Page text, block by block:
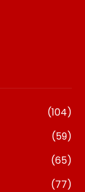
(104)
(59)
(65)
(77)